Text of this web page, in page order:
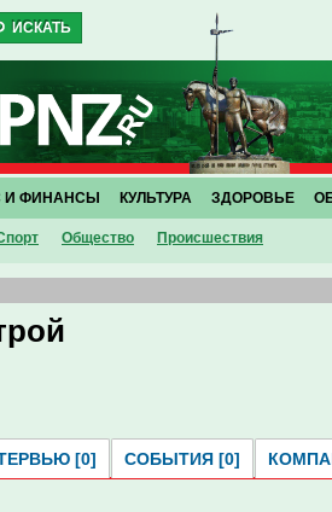
Общество Проиcшествия
И ФИНАНСЫ КУЛЬТУРА ЗДОРОВЬЕ
[0] СОБЫТИЯ [0]